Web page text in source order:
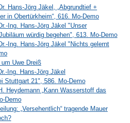
Hans-Jörg Jäkel, „Abgrundtief +
in Obertürkheim“, 616. Mo-Demo
Ing. Hans-Jörg Jäkel "Unser
würdig begehen", 613. Mo-Demo
Ing. Hans-Jörg Jäkel "Nichts gelernt
Uwe Dreiß
Ing. Hans-Jörg Jäkel
Stuttgart 21", 586. Mo-Demo
Heydemann „Kann Wasserstoff das
Demo
„Versehentlich“ tragende Mauer